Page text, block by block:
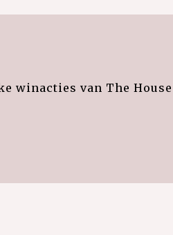
winacties van The